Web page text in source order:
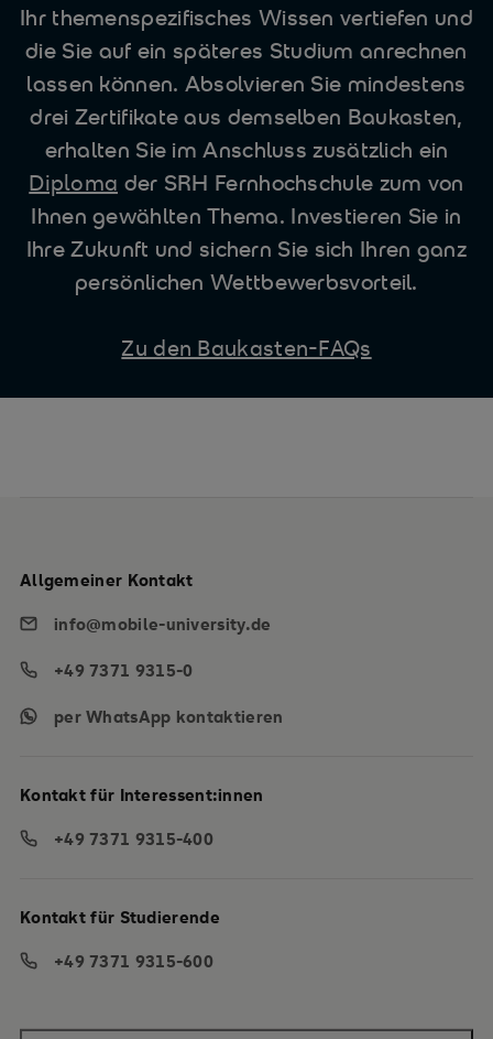
Ihr themenspezifisches Wissen vertiefen und
die Sie auf ein späteres Studium anrechnen
lassen können. Absolvieren Sie mindestens
drei Zertifikate aus demselben Baukasten,
erhalten Sie im Anschluss zusätzlich ein
Diploma der SRH Fernhochschule zum von
Ihnen gewählten Thema. Investieren Sie in
Ihre Zukunft und sichern Sie sich Ihren ganz
persönlichen Wettbewerbsvorteil.
Zu den Baukasten-FAQs
Allgemeiner Kontakt
info@mobile-university.de
+49 7371 9315-0
per WhatsApp kontaktieren
Kontakt für Interessent:innen
+49 7371 9315-400
Kontakt für Studierende
+49 7371 9315-600